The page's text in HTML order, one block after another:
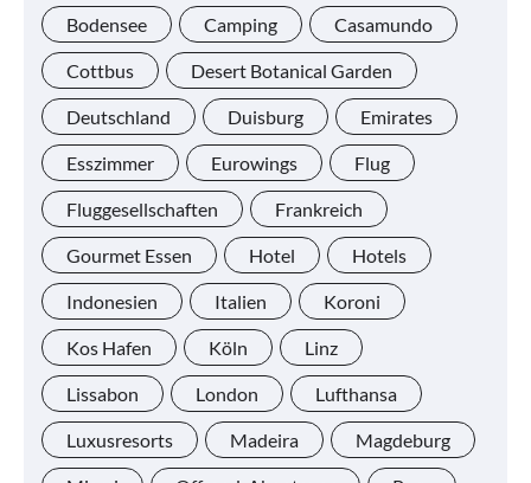
Bodensee Camping Casamundo
Cottbus Desert Botanical Garden
Deutschland Duisburg Emirates
Esszimmer Eurowings Flug
Fluggesellschaften Frankreich
Gourmet Essen Hotel Hotels
Indonesien Italien Koroni
Kos Hafen Köln Linz
Lissabon London Lufthansa
Luxusresorts Madeira Magdeburg